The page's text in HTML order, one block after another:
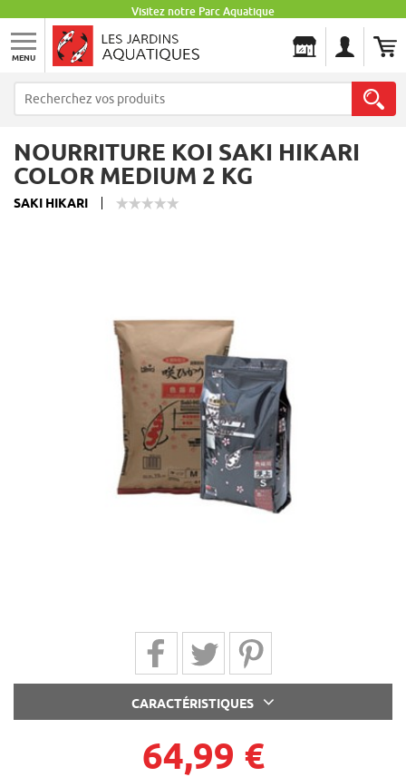
Visitez notre Parc Aquatique
MENU
NOURRITURE KOI SAKI HIKARI
COLOR MEDIUM 2 KG
SAKI HIKARI
Partager sur Facebook
Partager sur Twitter
Partager sur Pinterest
CARACTÉRISTIQUES
64,99 €